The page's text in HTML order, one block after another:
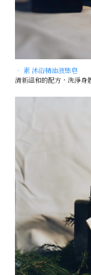
• 素 沐浴精油液態皂
清新溫和的配方，洗淨身